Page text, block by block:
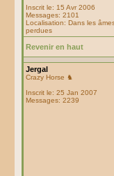
Inscrit le: 15 Avr 2006
Messages: 2101
Localisation: Dans les
perdues
Revenir en haut
Jergal
Crazy Horse ♞
Inscrit le: 25 Jan 2007
Messages: 2239